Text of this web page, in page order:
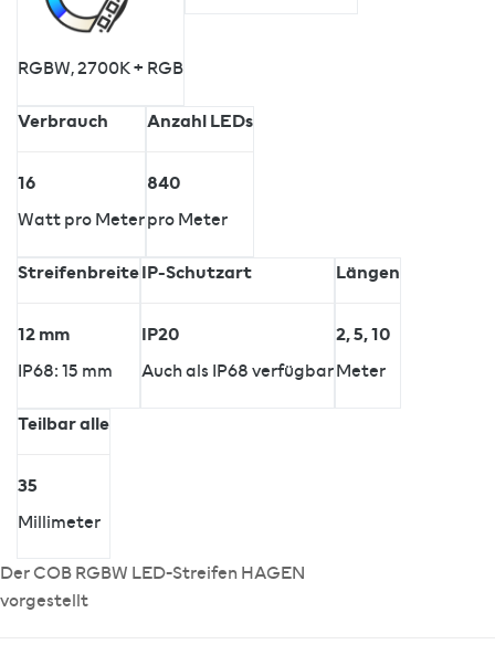
RGBW, 2700K + RGB
Verbrauch
16
Watt pro Meter
Anzahl LEDs
840
pro Meter
Streifenbreite
12 mm
IP68: 15 mm
IP-Schutzart
IP20
Auch als IP68 verfügbar
Längen
2, 5, 10
Meter
Teilbar alle
35
Millimeter
Der COB RGBW LED-Streifen HAGEN
vorgestellt